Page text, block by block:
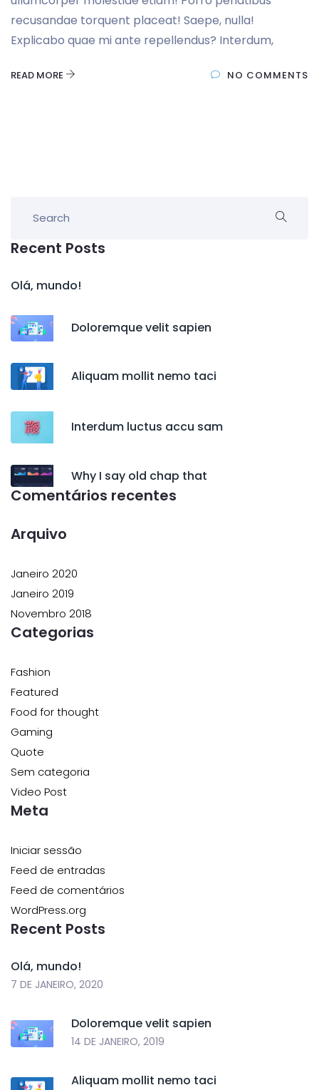
recusandae torquent placeat! Saepe, nulla!
Explicabo quae mi ante repellendus? Interdum,
READ MORE NO COMMENTS
Recent Posts
Olá, mundo!
Doloremque velit sapien
Aliquam mollit nemo taci
Interdum luctus accu sam
Why I say old chap that
Comentários recentes
Arquivo
Janeiro 2020
Janeiro 2019
Novembro 2018
Categorias
Fashion
Featured
Food for thought
Gaming
Quote
Sem categoria
Video Post
Meta
Iniciar sessão
Feed de entradas
Feed de comentários
WordPress.org
Recent Posts
Olá, mundo!
7 DE JANEIRO, 2020
Doloremque velit sapien
14 DE JANEIRO, 2019
Aliquam mollit nemo taci